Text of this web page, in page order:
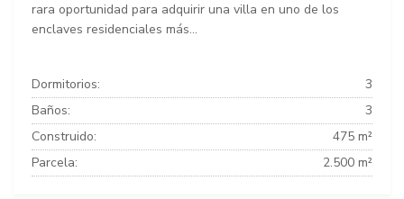
rara oportunidad para adquirir una villa en uno de los
enclaves residenciales más...
Dormitorios:
3
Baños:
3
Construido:
475 m²
Parcela:
2.500 m²